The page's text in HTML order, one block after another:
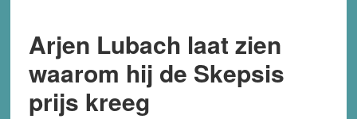
Arjen Lubach laat zien
waarom hij de Skepsis
prijs kreeg